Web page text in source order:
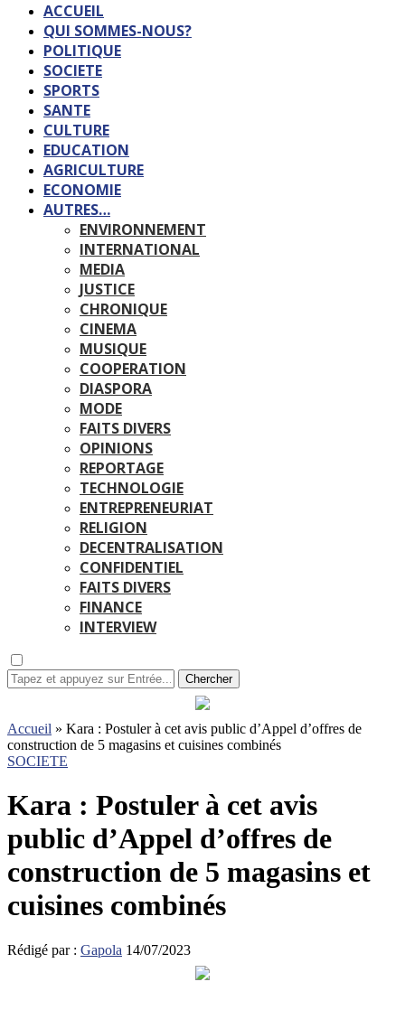
ACCUEIL
QUI SOMMES-NOUS?
POLITIQUE
SOCIETE
SPORTS
SANTE
CULTURE
EDUCATION
AGRICULTURE
ECONOMIE
AUTRES…
ENVIRONNEMENT
INTERNATIONAL
MEDIA
JUSTICE
CHRONIQUE
CINEMA
MUSIQUE
COOPERATION
DIASPORA
MODE
FAITS DIVERS
OPINIONS
REPORTAGE
TECHNOLOGIE
ENTREPRENEURIAT
RELIGION
DECENTRALISATION
CONFIDENTIEL
FAITS DIVERS
FINANCE
INTERVIEW
Chercher
Accueil » Kara : Postuler à cet avis public d’Appel d’offres de
construction de 5 magasins et cuisines combinés
SOCIETE
Kara : Postuler à cet avis
public d’Appel d’offres de
construction de 5 magasins et
cuisines combinés
Rédigé par : Gapola 14/07/2023